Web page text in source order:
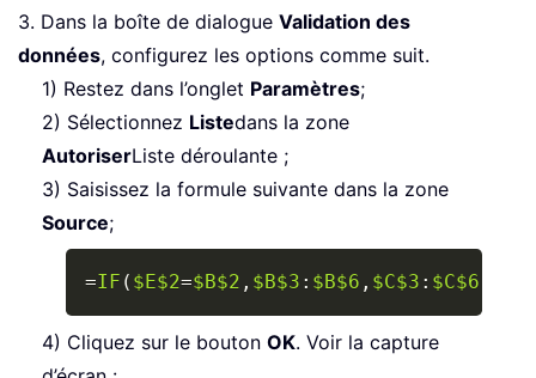
3. Dans la boîte de dialogue Validation des
données, configurez les options comme suit.
1) Restez dans l’onglet Paramètres;
2) Sélectionnez Listedans la zone
AutoriserListe déroulante ;
3) Saisissez la formule suivante dans la zone
Source;
=IF ( $E$2=$B$2 , $B$3 : $B$6 , $C$3 : $C$6
Copy
4) Cliquez sur le bouton OK. Voir la capture